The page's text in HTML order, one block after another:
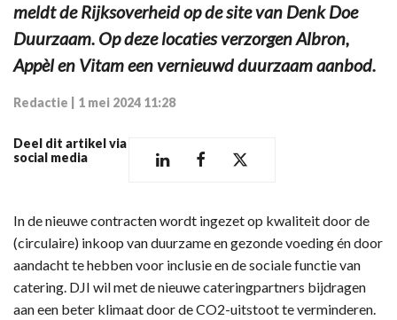
meldt de Rijksoverheid op de site van Denk Doe
Duurzaam. Op deze locaties verzorgen Albron,
Appèl en Vitam een vernieuwd duurzaam aanbod.
Redactie 1 mei 2024 11:28
Deel dit artikel via
social media
In de nieuwe contracten wordt ingezet op kwaliteit door de
(circulaire) inkoop van duurzame en gezonde voeding én door
aandacht te hebben voor inclusie en de sociale functie van
catering. DJI wil met de nieuwe cateringpartners bijdragen
aan een beter klimaat door de CO2-uitstoot te verminderen.